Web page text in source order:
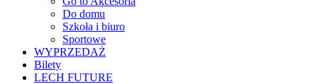
Do domu
Szkoła i biuro
Sportowe
WYPRZEDAŻ
Bilety
LECH FUTURE